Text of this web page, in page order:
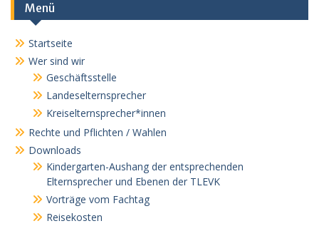
Menü
Startseite
Wer sind wir
Geschäftsstelle
Landeselternsprecher
Kreiselternsprecher*innen
Rechte und Pflichten / Wahlen
Downloads
Kindergarten-Aushang der entsprechenden
Elternsprecher und Ebenen der TLEVK
Vorträge vom Fachtag
Reisekosten